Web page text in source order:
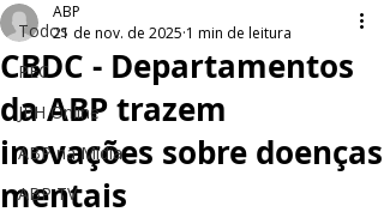
Todos
PEC
JPH Online
ABP na Mídia
ABP TV
CBDC - Departamentos
da ABP trazem
inovações sobre doenças
mentais
ABP
21 de nov. de 2025 1 min de leitura